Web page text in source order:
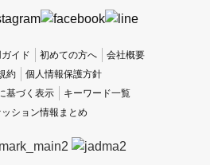
イド 初めての方へ
会社概要
約
個人情報保護方針
基づく表示
キーワード一覧
ッション情報まとめ